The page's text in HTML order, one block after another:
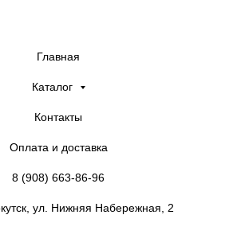
Главная
Каталог
Контакты
Оплата и доставка
8 (908) 663-86-96
ул. Нижняя Набережная, 2